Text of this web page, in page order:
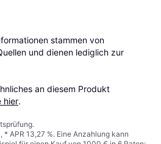
stammen von
und dienen lediglich zur
an diesem Produkt
hier.
* APR 13,27 %. Eine Anzahlung kann